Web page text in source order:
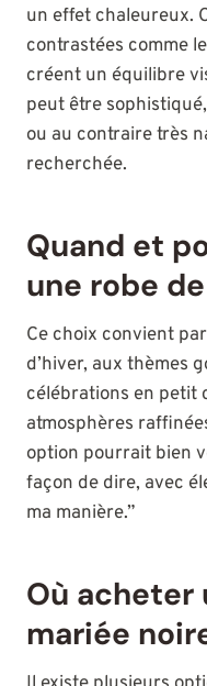
un effet chaleureux.
contrastées comme
créent un équilibre
peut être
ou au contraire très
recherchée.
Quand et
une robe
Ce choix convient
d’hiver, aux thèmes
célébrations en petit
atmosphères
option pourrait bien
façon de dire, avec
ma manière.”
Où acheter
mariée